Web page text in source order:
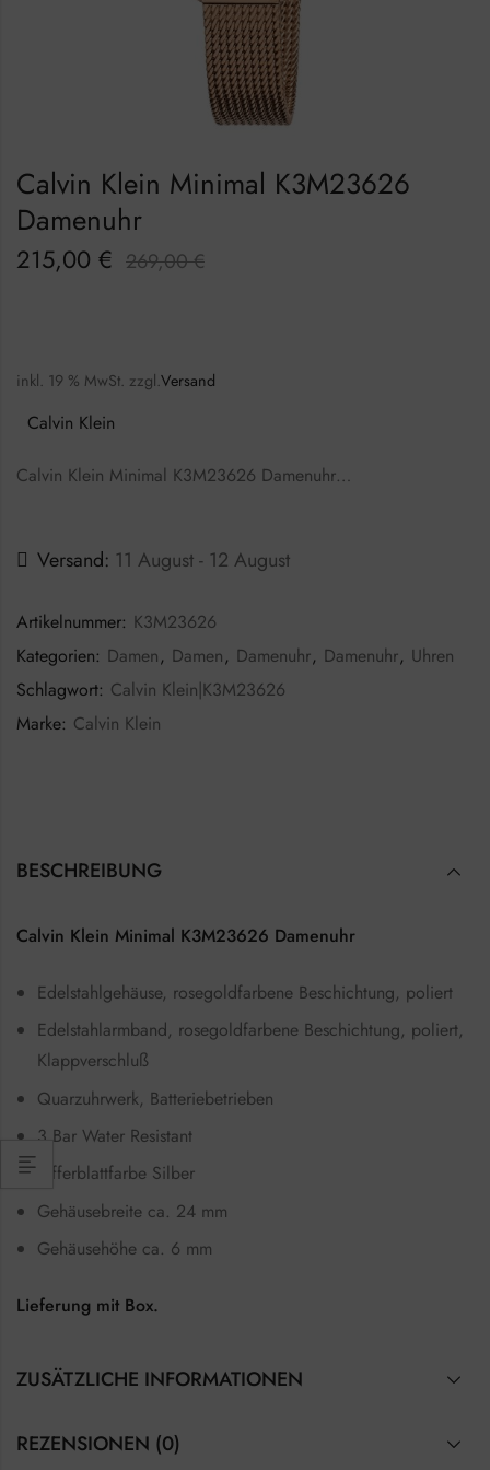
Calvin Klein Minimal K3M23626
Damenuhr
215,00 € 269,00€
inkl. 19 % MwSt. zzgl.Versand
Calvin Klein
Calvin Klein Minimal K3M23626 Damenuhr…
Versand: 11 August - 12 August
Artikelnummer: K3M23626
Kategorien: Damen, Damen, Damenuhr, Damenuhr, Uhren
Schlagwort: Calvin Klein|K3M23626
Marke: Calvin Klein
BESCHREIBUNG
Calvin Klein Minimal K3M23626 Damenuhr
Edelstahlgehäuse, rosegoldfarbene Beschichtung, poliert
Edelstahlarmband, rosegoldfarbene Beschichtung, poliert,
Klappverschluß
Quarzuhrwerk, Batteriebetrieben
3 Bar Water Resistant
Zifferblattfarbe Silber
Gehäusebreite ca. 24 mm
Gehäusehöhe ca. 6 mm
Lieferung mit Box.
ZUSÄTZLICHE INFORMATIONEN
REZENSIONEN (0)